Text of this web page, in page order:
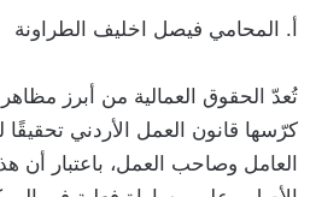
أ. المحامي فيصل اخليف الطراونة
تُعدّ الحقوق العمالية من أبرز مظاهر
كرّسها قانون العمل الأردني تحقيقًا
العامل وصاحب العمل، باعتبار أن